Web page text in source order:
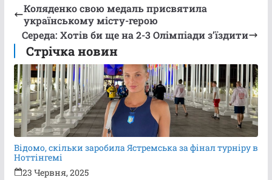
Коляденко свою медаль присвятила
українському місту-герою
Середа: Хотів би ще на 2-3 Олімпіади з’їздити
Стрічка новин
Відомо, скільки заробила Ястремська за фінал турніру в
Ноттінгемі
23 Червня, 2025